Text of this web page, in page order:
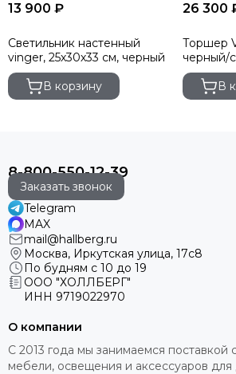
13 900 ₽
Светильник настенный
vinger, 25х30х33 см, черный
В корзину
26 300
Торшер
черный/
В
8-800-550-12-39
Заказать звонок
Telegram
MAX
mail@hallberg.ru
Москва, Иркутская улица, 17с8
По будням с 10 до 19
ООО "ХОЛЛБЕРГ"
ИНН 9719022970
О компании
С 2013 года мы занимаемся поставкой
мебели, освещения и аксессуаров